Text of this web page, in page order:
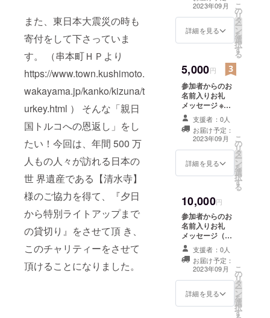
また、東日本大震災の時も
寄付をして下さっていま
す。 （串本町ＨＰより
https://www.town.kushimoto.
wakayama.jp/kanko/kizuna/t
urkey.html ） そんな「親日
国トルコへの恩返し」をし
たい！今回は、年間 500 万
人もの人々が訪れる日本の
世 界遺産である【清水寺】
様のご協力を得て、『夕日
から特別ライトアップまで
の貸切り』をさせて頂 き、
このチャリティーをさせて
頂けることになりました。
にてお教えくだ
さい ＋ 実際に
伺った際に撮影
「ライトアッ
プ！」された 清
水寺の【限定写
真】をメールに
て『5枚』お送り
させていただき
ます。
2023年09月
詳細を見る
こ
の
リ
タ
ー
ン
を
選
択
す
る
5,000円
参加者からのお
名前入りお礼
メッセージ ※
メッセージ内に
記載希望のお名
前を「備考欄」
にてお教えくだ
さい ＋ 実際に
伺った際に撮影
「ライトアッ
プ！」された 清
水寺の【限定写
真】をメールに
て『7枚』お送り
させていただき
ます
支援者：0人
お届け予定：
2023年09月
詳細を見る
こ
の
リ
タ
ー
ン
を
選
択
す
る
10,000円
参加者からのお
名前入りお礼
メッセージ（希
望される方には
お礼ビデオ） ※
メッセージ内に
希望のお名前を
「備考欄」にて
お教えください
※お礼ビデオの内
支援者：0人
お届け予定：
2023年09月
詳細を見る
こ
の
リ
タ
ー
ン
を
選
択
す